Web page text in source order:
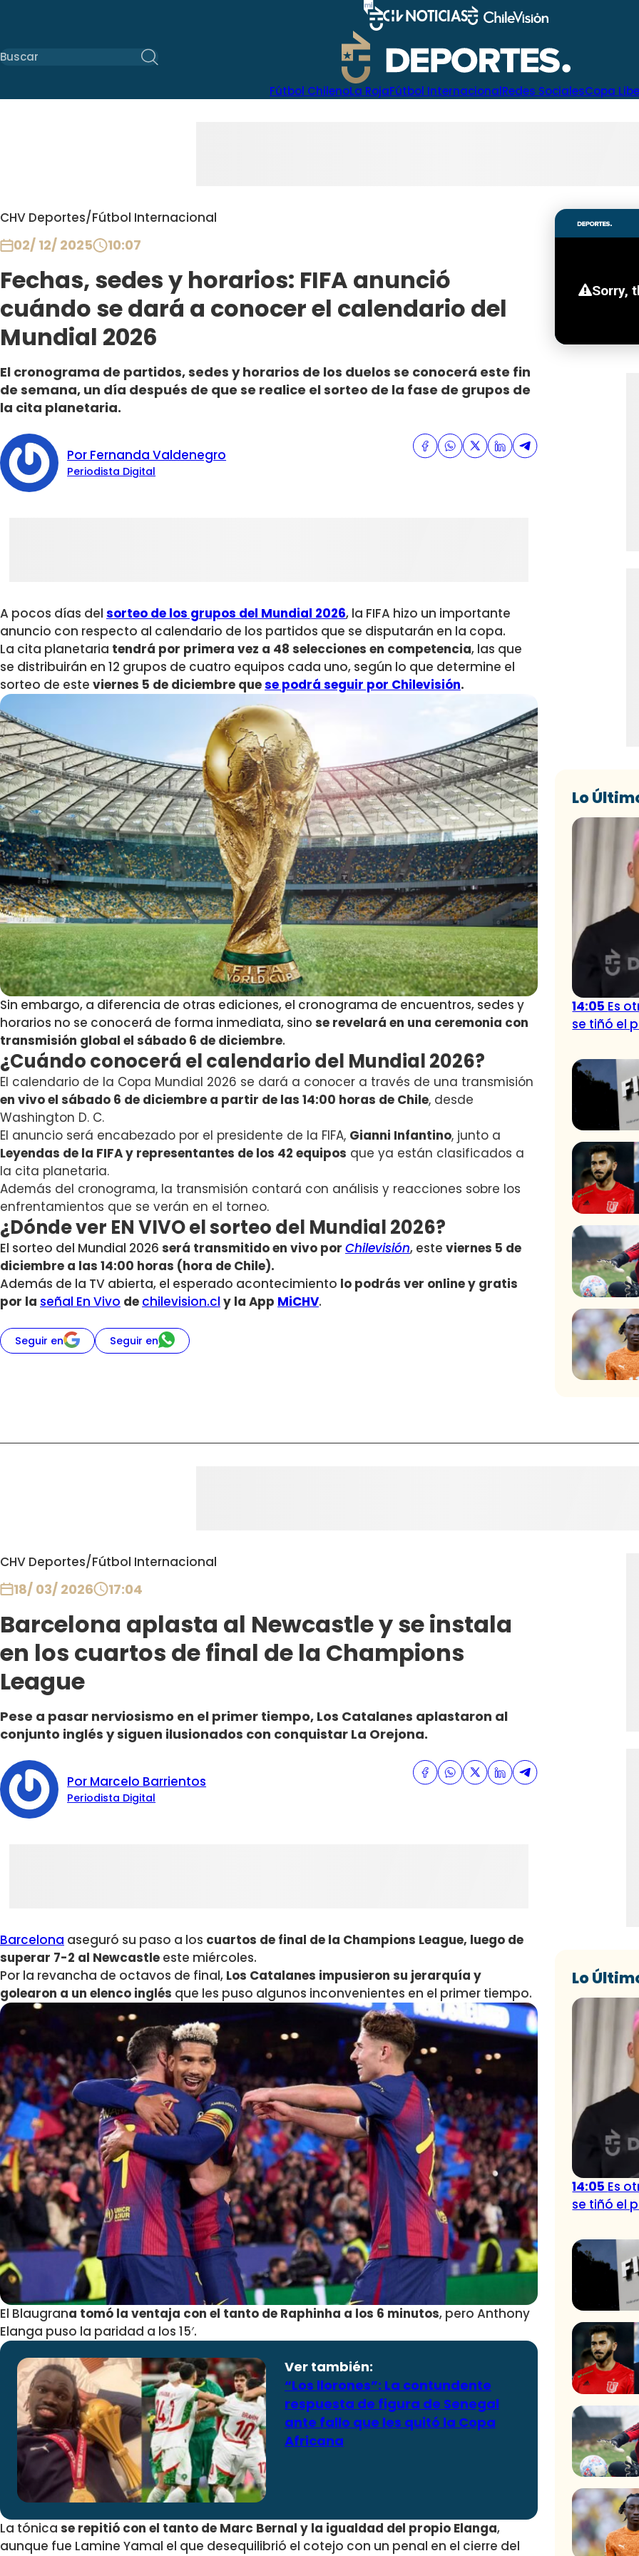
Fútbol ChilenoLa RojaFútbol InternacionalRedes SocialesCopa
CHV Deportes/Fútbol Internacional
02/ 12/ 2025 10:07
Fechas, sedes y horarios: FIFA anunció
cuándo se dará a conocer el calendario del
Mundial 2026
El cronograma de partidos, sedes y horarios de los duelos se conocerá este fin
de semana, un día después de que se realice el sorteo de la fase de grupos de
la cita planetaria.
Por Fernanda Valdenegro
Periodista Digital
A pocos días del sorteo de los grupos del Mundial 2026, la FIFA hizo un importante
anuncio con respecto al calendario de los partidos que se disputarán en la copa.
La cita planetaria tendrá por primera vez a 48 selecciones en competencia, las que
se distribuirán en 12 grupos de cuatro equipos cada uno, según lo que determine el
sorteo de este viernes 5 de diciembre quese podrá seguir por Chilevisión.
Sin embargo, a diferencia de otras ediciones, el cronograma de encuentros, sedes y
horarios no se conocerá de forma inmediata, sino se revelará en una ceremonia con
transmisión global el sábado 6 de diciembre.
¿Cuándo conocerá el calendario del Mundial 2026?
El calendario de la Copa Mundial 2026 se dará a conocer a través de una transmisión
en vivo el sábado 6 de diciembre a partir de las 14:00 horas de Chile, desde
Washington D. C.
El anuncio será encabezado por el presidente de la FIFA, Gianni Infantino, junto a
Leyendas de la FIFA y representantes de los 42 equipos que ya están clasificados a
la cita planetaria.
Además del cronograma, la transmisión contará con análisis y reacciones sobre los
enfrentamientos que se verán en el torneo.
¿Dónde ver EN VIVO el sorteo del Mundial 2026?
El sorteo del Mundial 2026 será transmitido en vivo por Chilevisión, este viernes 5 de
diciembre a las 14:00 horas (hora de Chile).
Además de la TV abierta, el esperado acontecimiento lo podrás ver online y gratis
por la señal En Vivo de chilevision.cl y la App MiCHV.
Seguir en Seguir en
Lo
14:05 Es
se tiñó el
CHV Deportes/Fútbol Internacional
18/ 03/ 2026 17:04
Barcelona aplasta al Newcastle y se instala
en los cuartos de final de la Champions
League
Pese a pasar nerviosismo en el primer tiempo, Los Catalanes aplastaron al
conjunto inglés y siguen ilusionados con conquistar La Orejona.
Por Marcelo Barrientos
Periodista Digital
Barcelona aseguró su paso a los cuartos de final de la Champions League, luego de
superar 7-2 al Newcastle este miércoles.
Por la revancha de octavos de final, Los Catalanes impusieron su jerarquía y
golearon a un elenco inglés que les puso algunos inconvenientes en el primer tiempo.
El Blaugrana tomó la ventaja con el tanto de Raphinha a los 6 minutos, pero Anthony
Elanga puso la paridad a los 15′.
Ver también:
“Los llorones”: La contundente
respuesta de figura de Senegal
ante fallo que les quitó la Copa
Africana
La tónica se repitió con el tanto de Marc Bernal y la igualdad del propio Elanga,
aunque fue Lamine Yamal el que desequilibrió el cotejo con un penal en el cierre del
Lo
14:05 Es
se tiñó el